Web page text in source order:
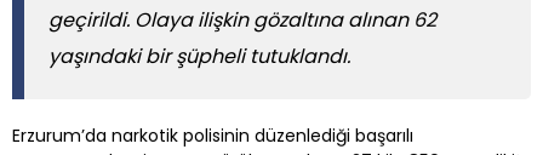
geçirildi. Olaya ilişkin gözaltına alınan 62
yaşındaki bir şüpheli tutuklandı.
Erzurum’da narkotik polisinin düzenlediği başarılı